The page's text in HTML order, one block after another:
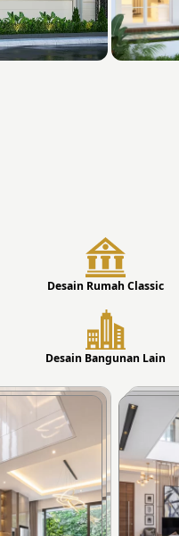
Desain Rumah Classic
Desain Bangunan Lain